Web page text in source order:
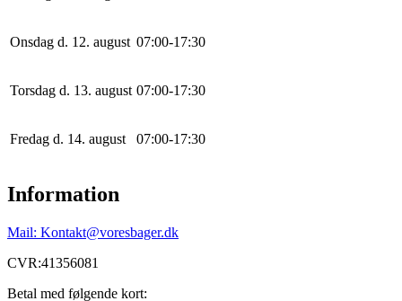
Onsdag d. 12. august 07:00-17:30
Torsdag d. 13. august 07:00-17:30
Fredag d. 14. august 07:00-17:30
Information
Mail: Kontakt@voresbager.dk
CVR:41356081
Betal med følgende kort: